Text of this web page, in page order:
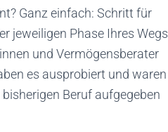
Ganz einfach: Schritt für
jeweiligen Phase Ihres Wegs
und Vermögensberater
es ausprobiert und waren
Beruf aufgegeben